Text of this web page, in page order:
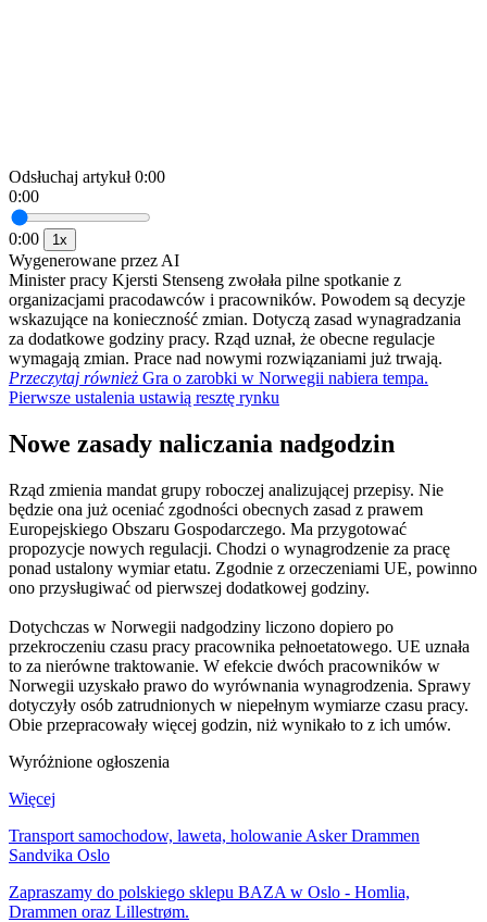
Odsłuchaj artykuł 0:00
0:00
0:00 1x
Wygenerowane przez AI
Minister pracy Kjersti Stenseng zwołała pilne spotkanie z
organizacjami pracodawców i pracowników. Powodem są decyzje
wskazujące na konieczność zmian. Dotyczą zasad wynagradzania
za dodatkowe godziny pracy. Rząd uznał, że obecne regulacje
wymagają zmian. Prace nad nowymi rozwiązaniami już trwają.
Przeczytaj również Gra o zarobki w Norwegii nabiera tempa.
Pierwsze ustalenia ustawią resztę rynku
Nowe zasady naliczania nadgodzin
Rząd zmienia mandat grupy roboczej analizującej przepisy. Nie
będzie ona już oceniać zgodności obecnych zasad z prawem
Europejskiego Obszaru Gospodarczego. Ma przygotować
propozycje nowych regulacji. Chodzi o wynagrodzenie za pracę
ponad ustalony wymiar etatu. Zgodnie z orzeczeniami UE, powinno
ono przysługiwać od pierwszej dodatkowej godziny.
Dotychczas w Norwegii nadgodziny liczono dopiero po
przekroczeniu czasu pracy pracownika pełnoetatowego. UE uznała
to za nierówne traktowanie. W efekcie dwóch pracowników w
Norwegii uzyskało prawo do wyrównania wynagrodzenia. Sprawy
dotyczyły osób zatrudnionych w niepełnym wymiarze czasu pracy.
Obie przepracowały więcej godzin, niż wynikało to z ich umów.
Wyróżnione ogłoszenia
Więcej
Transport samochodow, laweta, holowanie Asker Drammen
Sandvika Oslo
Zapraszamy do polskiego sklepu BAZA w Oslo - Homlia,
Drammen oraz Lillestrøm.